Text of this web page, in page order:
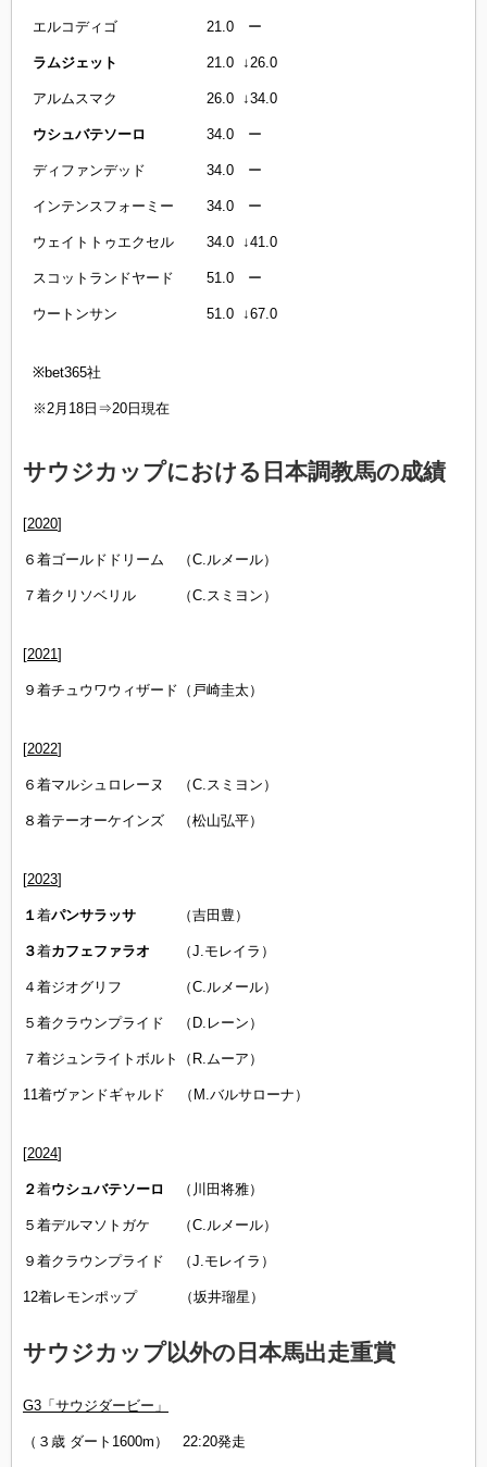
エルコディゴ 21.0 ー
ラムジェット 21.0 ↓26.0
アルムスマク 26.0 ↓34.0
ウシュバテソーロ 34.0 ー
ディファンデッド 34.0 ー
インテンスフォーミー 34.0 ー
ウェイトトゥエクセル 34.0 ↓41.0
スコットランドヤード 51.0 ー
ウートンサン 51.0 ↓67.0
※bet365社
※2月18日⇒20日現在
サウジカップにおける日本調教馬の成績
[2020]
６着ゴールドドリーム （C.ルメール）
７着クリソベリル （C.スミヨン）
[2021]
９着チュウワウィザード（戸崎圭太）
[2022]
６着マルシュロレーヌ （C.スミヨン）
８着テーオーケインズ （松山弘平）
[2023]
１着パンサラッサ （吉田豊）
３着カフェファラオ （J.モレイラ）
４着ジオグリフ （C.ルメール）
５着クラウンプライド （D.レーン）
７着ジュンライトボルト（R.ムーア）
11着ヴァンドギャルド （M.バルサローナ）
[2024]
２着ウシュバテソーロ （川田将雅）
５着デルマソトガケ （C.ルメール）
９着クラウンプライド （J.モレイラ）
12着レモンポップ （坂井瑠星）
サウジカップ以外の日本馬出走重賞
G3「サウジダービー」
（３歳 ダート1600m） 22:20発走